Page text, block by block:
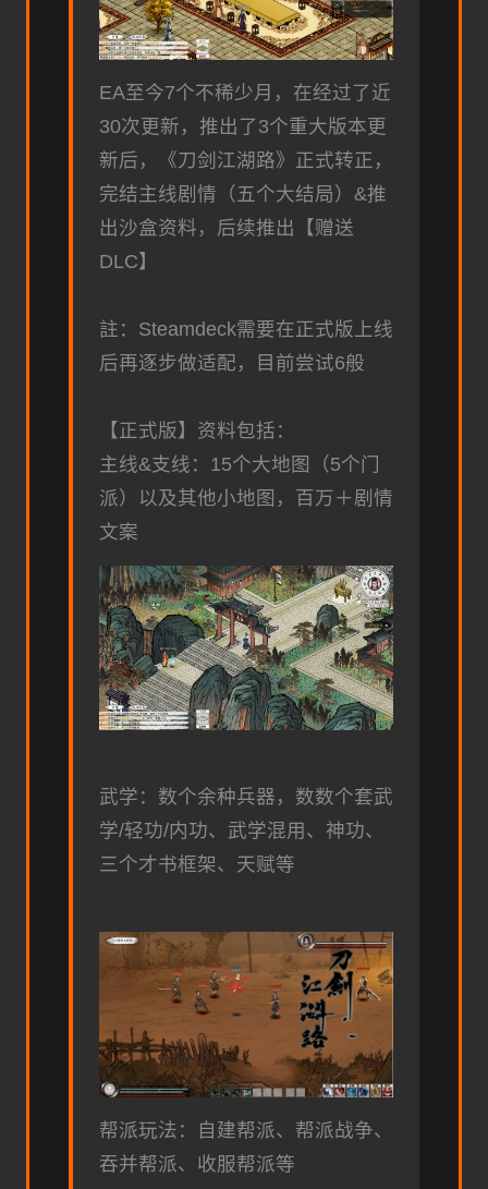
EA至今7个不稀少月，在经过了近
30次更新，推出了3个重大版本更
新后，《刀剑江湖路》正式转正，
完结主线剧情（五个大结局）&推
出沙盒资料，后续推出【赠送
DLC】
註：Steamdeck需要在正式版上线
后再逐步做适配，目前尝试6般
【正式版】资料包括：
主线&支线：15个大地图（5个门
派）以及其他小地图，百万＋剧情
文案
武学：数个余种兵器，数数个套武
学/轻功/内功、武学混用、神功、
三个才书框架、天赋等
帮派玩法：自建帮派、帮派战争、
吞并帮派、收服帮派等